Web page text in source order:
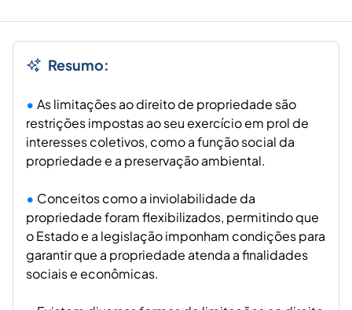
Resumo:
As limitações ao direito de propriedade são
restrições impostas ao seu exercício em prol de
interesses coletivos, como a função social da
propriedade e a preservação ambiental.
Conceitos como a inviolabilidade da
propriedade foram flexibilizados, permitindo que
o Estado e a legislação imponham condições para
garantir que a propriedade atenda a finalidades
sociais e econômicas.